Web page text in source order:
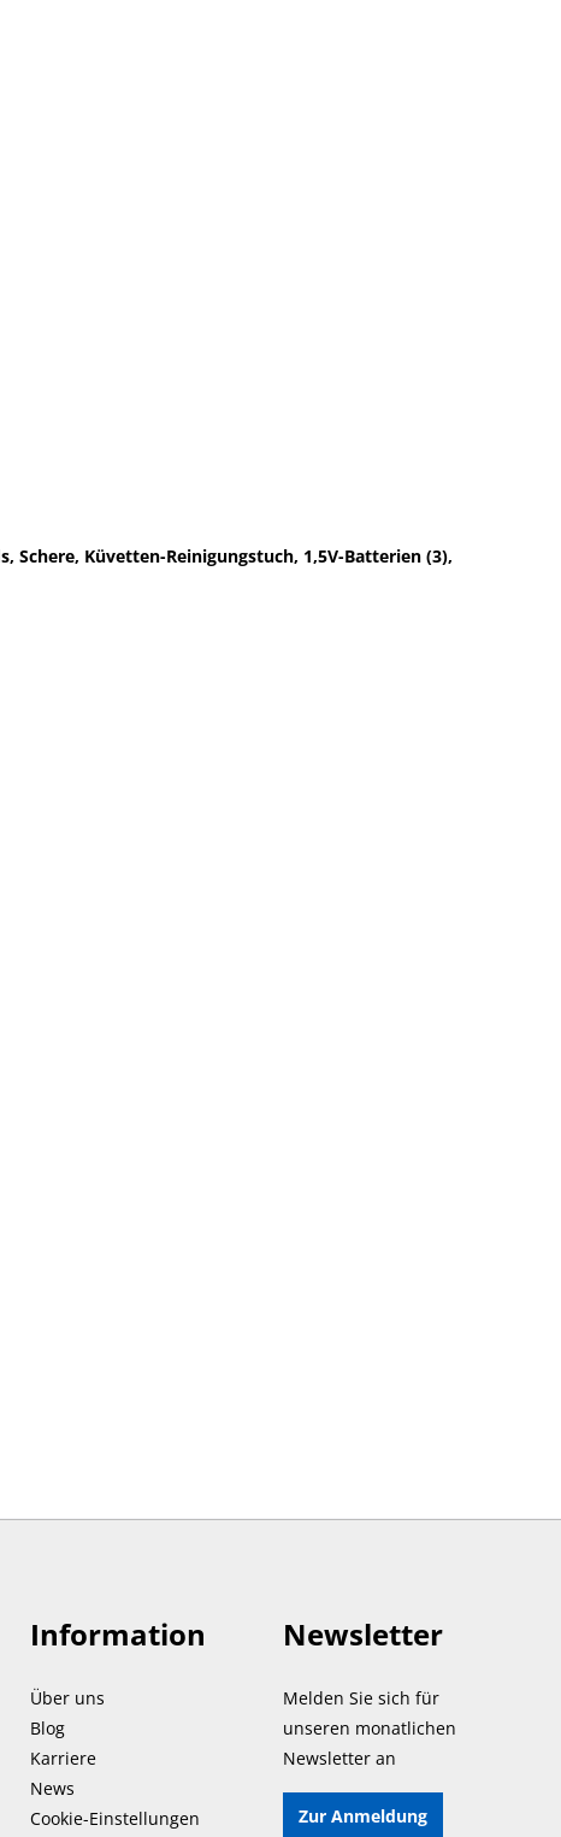
Küvetten-Reinigungstuch, 1,5V-Batterien (3),
Information
Über uns
Blog
Karriere
News
Cookie-Einstellungen
Newsletter
Melden Sie sich für
unseren monatlichen
Newsletter an
Zur Anmeldung